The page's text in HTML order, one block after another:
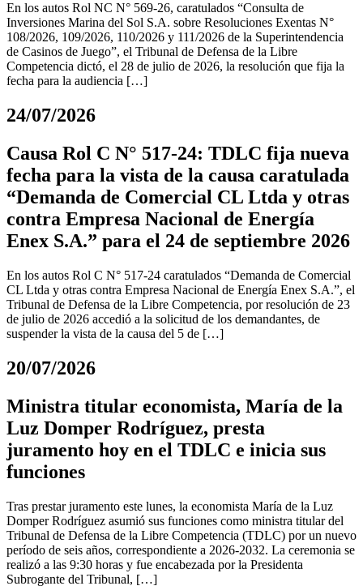
En los autos Rol NC N° 569-26, caratulados “Consulta de
Inversiones Marina del Sol S.A. sobre Resoluciones Exentas N°
108/2026, 109/2026, 110/2026 y 111/2026 de la Superintendencia
de Casinos de Juego”, el Tribunal de Defensa de la Libre
Competencia dictó, el 28 de julio de 2026, la resolución que fija la
fecha para la audiencia […]
24/07/2026
Causa Rol C N° 517-24: TDLC fija nueva
fecha para la vista de la causa caratulada
“Demanda de Comercial CL Ltda y otras
contra Empresa Nacional de Energía
Enex S.A.” para el 24 de septiembre 2026
En los autos Rol C N° 517-24 caratulados “Demanda de Comercial
CL Ltda y otras contra Empresa Nacional de Energía Enex S.A.”, el
Tribunal de Defensa de la Libre Competencia, por resolución de 23
de julio de 2026 accedió a la solicitud de los demandantes, de
suspender la vista de la causa del 5 de […]
20/07/2026
Ministra titular economista, María de la
Luz Domper Rodríguez, presta
juramento hoy en el TDLC e inicia sus
funciones
Tras prestar juramento este lunes, la economista María de la Luz
Domper Rodríguez asumió sus funciones como ministra titular del
Tribunal de Defensa de la Libre Competencia (TDLC) por un nuevo
período de seis años, correspondiente a 2026-2032. La ceremonia se
realizó a las 9:30 horas y fue encabezada por la Presidenta
Subrogante del Tribunal, […]